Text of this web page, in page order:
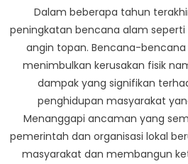
Dalam beberapa tahun
peningkatan bencana alam
angin topan. Bencana-
menimbulkan kerusakan fisik
dampak yang signifikan
penghidupan masyarakat
Menanggapi ancaman yang
pemerintah dan organisasi lokal
masyarakat dan membangun